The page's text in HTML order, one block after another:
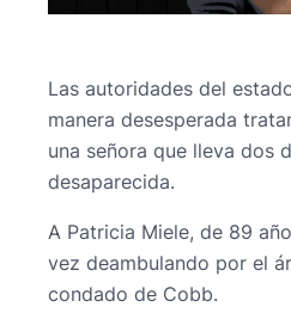
Las autoridades del
manera desesperada
una señora que lleva dos
desaparecida.
A Patricia Miele, de 89
vez deambulando por el
condado de Cobb.